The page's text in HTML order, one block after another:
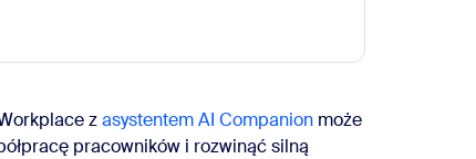
zasystentem AI Companion może
pracowników i rozwinąć silną